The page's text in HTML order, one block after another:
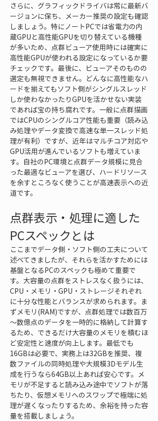
さらに、グラフィックドライバは常に最新バ
ージョンに保ち、メーカー推奨の設定も確認
しましょう。特にノートPCでは省電力の内
蔵GPUと高性能GPUを切り替えている機種
が多いため、点群ビューア使用時には確実に
高性能GPUが使われる設定になっているか要
チェックです。最後に、ビューアそのものの
選定も無視できません。どんなに高性能なハ
ードを揃えてもソフト側がシングルスレッド
しか使わなかったりGPUを活かせない実装
であれば宝の持ち腐れです。一般に点群描画
ではCPUのシングルコア性能も重要（読み込
み処理やデータ変換で高速な単一スレッド処
理が有利）ですが、近年はマルチコア対応や
GPU活用が進んでいるソフトも増えていま
す。自社のPC環境と点群データ規模に見合
った最適なビューアを選び、ハードリソース
を余すところなく使うことが高速表示への近
道です。
点群表示・処理に適した
PCスペックとは
ここまでデータ側・ソフト側の工夫について
述べてきましたが、それらを活かすためには
基盤となるPCのスペックも極めて重要で
す。大容量の点群をストレスなく扱うには、
CPU・メモリ・GPU・ストレージそれぞれ
に十分な性能とバランスが求められます。ま
ずメモリ(RAM)ですが、点群処理では数百万
～数億点のデータを一時的に格納して計算す
るため、できるだけ大容量のメモリを積むほ
ど安定性と速度が向上します。最低でも
16GBは必要で、実務上は32GBを推奨、複
数ファイルの同時処理や大規模3Dモデル生
成を行うなら64GB以上あれば安心です。メ
モリが不足すると読み込み途中でソフトが落
ちたり、仮想メモリへのスワップで極端に処
理が遅くなったりするため、余裕を持った容
量を搭載しましょう。